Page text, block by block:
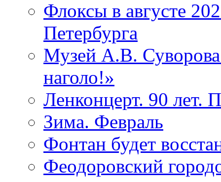
Флоксы в августе
Петербурга
Музей А.В.
наголо!»
Ленконцерт. 90 лет.
Зима. Февраль
Фонтан будет
Феодоровский